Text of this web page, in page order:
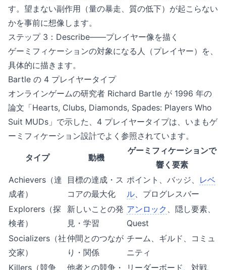
す。望まない副作用（量の暴走、質の低下）が起こらない
かを事前に想像します。
ステップ 3：Describe——プレイヤー像を描く
ゲーミフィケーションの対象になる人（プレイヤー）を、
具体的に描きます。
Bartle の 4 プレイヤータイプ
オンラインゲームの研究者 Richard Bartle が 1996 年の
論文「Hearts, Clubs, Diamonds, Spades: Players Who
Suit MUDs」で示した、4 プレイヤータイプは、いまもゲ
ーミフィケーション設計でよく参照されています。
タイプ 動機
ゲーミフィケーションで
響く要素
Achievers（達
成者）
目標の達成・ス
コアの最大化
ポイント、バッジ、 レベ
ル、プログレスバー
Explorers（探
検者）
新しいことの発
見・学習
アンロック 、隠し要素、
Quest
Socializers（社
交家）
仲間とのつなが
り・関係
チーム、ギルド、コミュ
ニティ
Killers（競争
他者との競争・
リーダーボード、対戦、